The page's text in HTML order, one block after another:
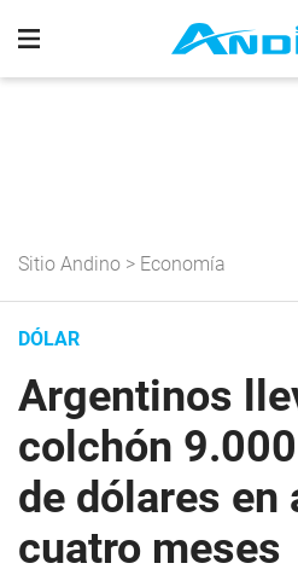
Sitio Andino > Economía
DÓLAR
Argentinos
colchón
de dólares en
cuatro meses